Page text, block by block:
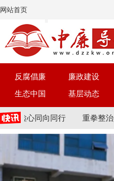
网站首页
反腐倡廉 廉政建设
生态中国 基层动态
心同向同行 重拳整治共享